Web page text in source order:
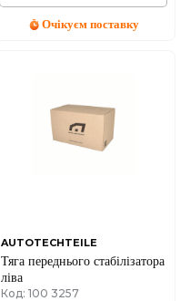
Очікуєм поставку
AUTOTECHTEILE
Тяга переднього стабілізатора
ліва
Код: 100 3257